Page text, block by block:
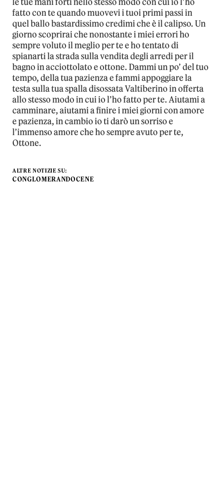
fatto con te quando muovevi i tuoi primi passi in
quel ballo bastardissimo credimi che è il calipso. Un
giorno scoprirai che nonostante i miei errori ho
sempre voluto il meglio per te e ho tentato di
spianarti la strada sulla vendita degli arredi per il
bagno in acciottolato e ottone. Dammi un po’ del tuo
tempo, della tua pazienza e fammi appoggiare la
testa sulla tua spalla disossata Valtiberino in offerta
allo stesso modo in cui io l’ho fatto per te. Aiutami a
camminare, aiutami a finire i miei giorni con amore
e pazienza, in cambio io ti darò un sorriso e
l’immenso amore che ho sempre avuto per te,
Ottone.
ALTRE NOTIZIE SU:
CONGLOMERANDOCENE